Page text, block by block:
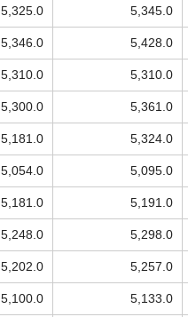
5,325.0 5,345.0
5,346.0 5,428.0
5,310.0 5,310.0
5,300.0 5,361.0
5,181.0 5,324.0
5,054.0 5,095.0
5,181.0 5,191.0
5,248.0 5,298.0
5,202.0 5,257.0
5,100.0 5,133.0